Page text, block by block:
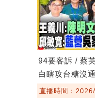
94要客訴 / 蔡
白瞎攻台糖沒
直播時間：